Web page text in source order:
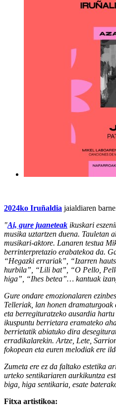
2024ko Iruñaldia jaialdiaren
"Ai, gure juaneteak ikuskari
musika uztartzen duena. Tauletan
musikari-aktore. Lanaren testua
berrinterpretazio erabatekoa da.
“Hegazki errariak”, “Izarren
hurbila”, “Lili bat”, “O Pello,
higa”, “Ihes betea”… kantuak
Gure ondare emozionalaren
Telleriak, lan honen dramaturgoak
eta berregituratzeko ausardia
ikuspuntu berrietara eramateko
berrietatik abiatuko dira
erradikalarekin. Artze, Lete,
fokopean eta euren melodiak ere
Zumeta ere ez da faltako estetika
urteko sentikariaren aurkikuntza
biga, higa sentikaria, esate
Fitxa artistikoa: